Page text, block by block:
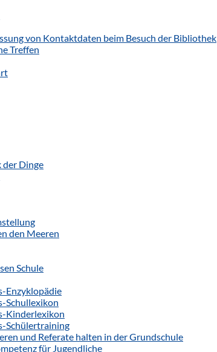
von Kontaktdaten beim Besuch der Bibliothek
Treffen
Dinge
den Meeren
Schule
Enzyklopädie
Schullexikon
Kinderlexikon
Schülertraining
und Referate halten in der Grundschule
für Jugendliche